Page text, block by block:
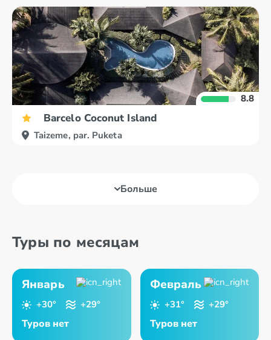
8.8
Barcelo Coconut Island
Taizeme, par. Puketa
Больше
Туры по месяцам
Январь
+30° +29°
Туров нет
Февраль
+31° +29°
Туров нет